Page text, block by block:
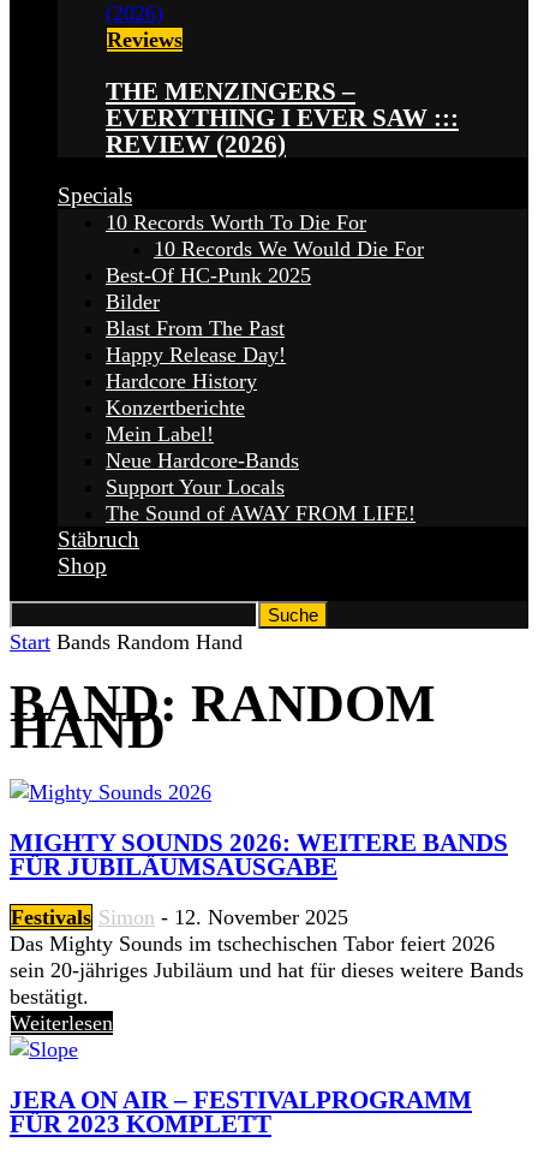
Reviews
THE MENZINGERS –
EVERYTHING I EVER SAW :::
REVIEW (2026)
Specials
10 Records Worth To Die For
10 Records We Would Die For
Best-Of HC-Punk 2025
Bilder
Blast From The Past
Happy Release Day!
Hardcore History
Konzertberichte
Mein Label!
Neue Hardcore-Bands
Support Your Locals
The Sound of AWAY FROM LIFE!
Stäbruch
Shop
Start Bands Random Hand
BAND: RANDOM
HAND
MIGHTY SOUNDS 2026: WEITERE BANDS
FÜR JUBILÄUMSAUSGABE
Festivals Simon - 12. November 2025
Das Mighty Sounds im tschechischen Tabor feiert 2026
sein 20-jähriges Jubiläum und hat für dieses weitere Bands
bestätigt.
Weiterlesen
JERA ON AIR – FESTIVALPROGRAMM
FÜR 2023 KOMPLETT